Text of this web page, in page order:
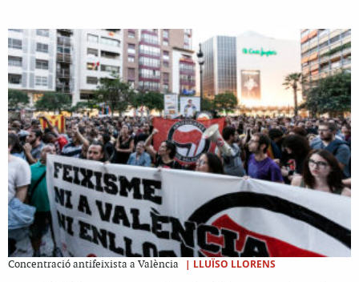
Concentració antifeixista a València | LLUÏSO LLORENS